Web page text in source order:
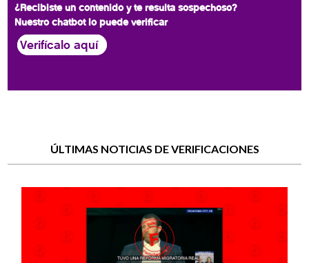
¿Recibiste un contenido y te resulta sospechoso?
Nuestro chatbot lo puede verificar
Verifícalo aquí
ÚLTIMAS NOTICIAS DE VERIFICACIONES